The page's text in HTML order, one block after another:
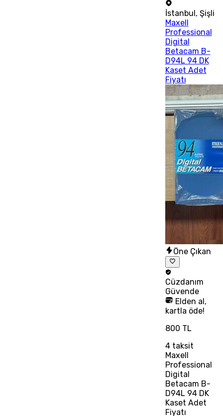
İstanbul , Şişli
Maxell
Professional
Digital
Betacam B-
D94L 94 DK
Kaset Adet
Fiyatı
Öne Çıkan
Cüzdanım
Güvende
Elden al,
kartla öde!
800 TL
4taksit
Maxell
Professional
Digital
Betacam B-
D94L 94 DK
Kaset Adet
Fiyatı